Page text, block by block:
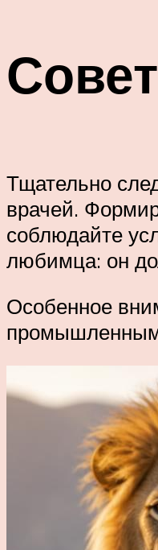
Тщательно
врачей.
соблюдайте
любимца: он
Особенное